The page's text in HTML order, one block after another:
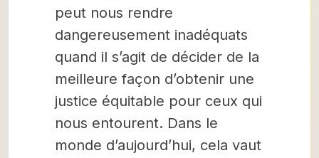
peut nous rendre
dangereusement inadéquats
quand il s’agit de décider de la
meilleure façon d’obtenir une
justice équitable pour ceux qui
nous entourent. Dans le
monde d’aujourd’hui, cela vaut